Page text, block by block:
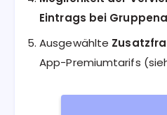
Eintrags bei
Ausgewählte
App-Premiumtarifs